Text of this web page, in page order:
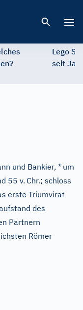
Lego
seit
und Bankier, * um
55 v. Chr.; schloss
erste Triumvirat
des
Partnern
Römer